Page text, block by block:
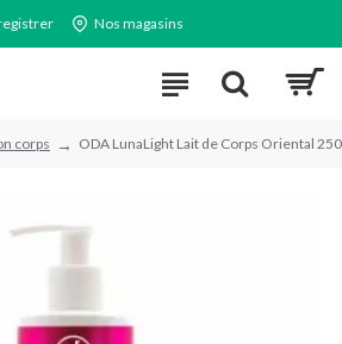
Nos magasins
corps ODA LunaLight Lait de Corps Oriental